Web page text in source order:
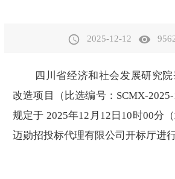
access_time 2025-12-12 visibility
四川省经济和社会发展研究
改造项目（比选编号：SCMX-
规定于 2025年12月12日10时00分
迈勋招投标代理有限公司开标厅进行